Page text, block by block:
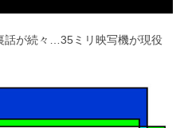
話が続々…35ミリ映写機が現役